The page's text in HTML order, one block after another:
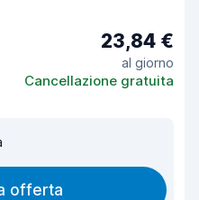
23,84 €
al giorno
Cancellazione gratuita
offerta